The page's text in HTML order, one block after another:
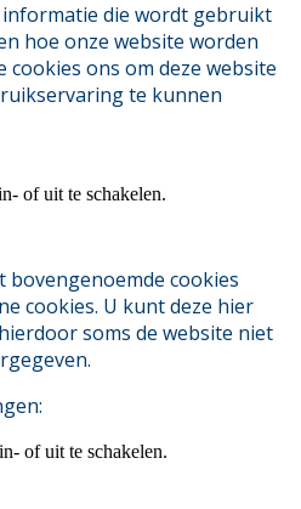
informatie die wordt gebruikt
hoe onze website worden
cookies ons om deze website
te kunnen
of uit te schakelen.
bovengenoemde cookies
cookies. U kunt deze hier
soms de website niet
of uit te schakelen.